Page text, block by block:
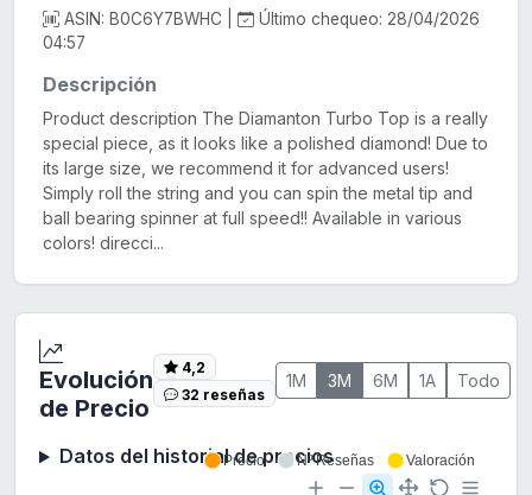
ASIN: B0C6Y7BWHC |
Último chequeo: 28/04/2026
04:57
Descripción
Product description The Diamanton Turbo Top is a really
special piece, as it looks like a polished diamond! Due to
its large size, we recommend it for advanced users!
Simply roll the string and you can spin the metal tip and
ball bearing spinner at full speed!! Available in various
colors! direcci...
Evolución
de Precio
4,2
32 reseñas
1M 3M 6M 1A Todo
Datos del historial de precios
Precio Nº Reseñas Valoración